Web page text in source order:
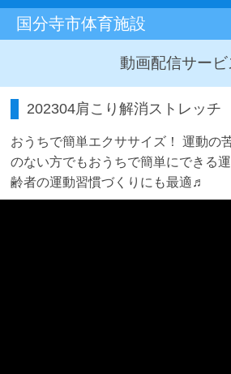
国分寺市体育施設
動画配信サービ
202304肩こり解消ストレッチ
おうちで簡単エクササイズ！ 運動の
のない方でもおうちで簡単にできる
齢者の運動習慣づくりにも最適♬